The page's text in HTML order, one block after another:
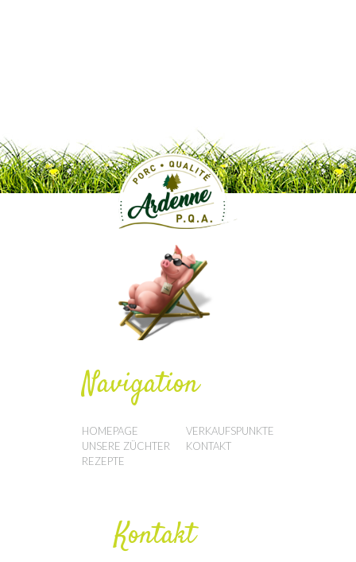
Navigation
HOMEPAGE
UNSERE ZÜCHTER
REZEPTE
VERKAUFSPUNKTE
KONTAKT
Kontakt